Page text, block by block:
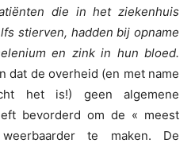
die in het ziekenhuis
stierven, hadden bij opname
en zink in hun bloed.
dat de overheid (en met name
het is!) geen algemene
bevorderd om de « meest
te maken. De